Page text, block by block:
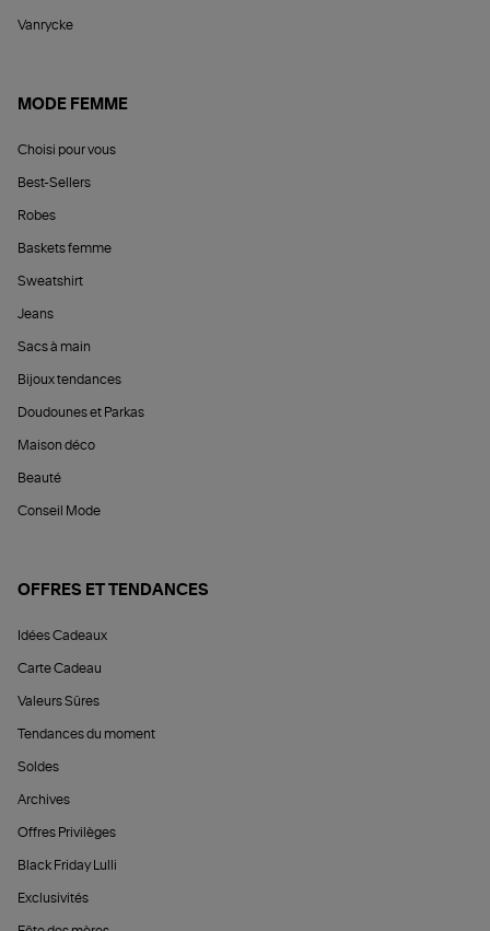
Vanrycke
MODE FEMME
Choisi pour vous
Best-Sellers
Robes
Baskets femme
Sweatshirt
Jeans
Sacs à main
Bijoux tendances
Doudounes et Parkas
Maison déco
Beauté
Conseil Mode
OFFRES ET TENDANCES
Idées Cadeaux
Carte Cadeau
Valeurs Sûres
Tendances du moment
Soldes
Archives
Offres Privilèges
Black Friday Lulli
Exclusivités